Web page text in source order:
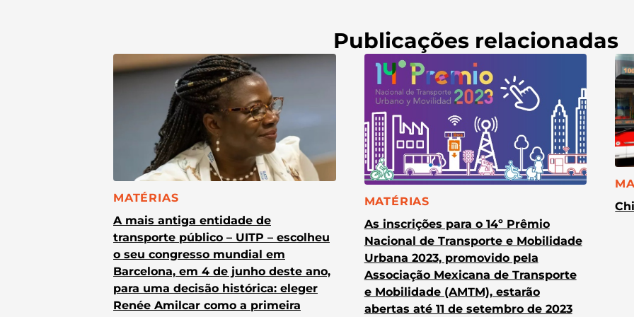
Publicações relacionadas
CATEGORIA:
MATÉRIAS
A mais antiga entidade de
transporte público – UITP – escolheu
o seu congresso mundial em
Barcelona, em 4 de junho deste ano,
para uma decisão histórica: eleger
Renée Amilcar como a primeira
CATEGORIA:
MATÉRIAS
As inscrições para o 14º Prêmio
Nacional de Transporte e Mobilidade
Urbana 2023, promovido pela
Associação Mexicana de Transporte
e Mobilidade (AMTM), estarão
abertas até 11 de setembro de 2023